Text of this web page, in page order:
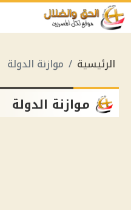
الرئيسية موازنة الدولة
موازنة الدولة